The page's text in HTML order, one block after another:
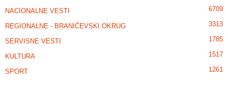
NACIONALNE VESTI 6709
REGIONALNE - BRANIČEVSKI OKRUG 3313
SERVISNE VESTI 1785
KULTURA 1517
SPORT 1261